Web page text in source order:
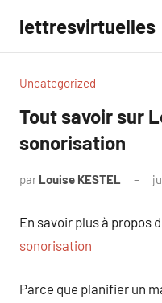
contenu
lettresvirtuelles
Uncategorized
Tout savoir sur
sonorisation
par Louise KESTEL
En savoir plus à propos
sonorisation
Parce que planifier un